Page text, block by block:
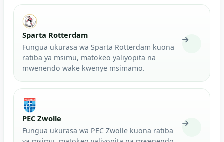
Sparta Rotterdam
Fungua ukurasa wa Sparta Rotterdam kuona
ratiba ya msimu, matokeo yaliyopita na
mwenendo wake kwenye msimamo.
PEC Zwolle
Fungua ukurasa wa PEC Zwolle kuona ratiba